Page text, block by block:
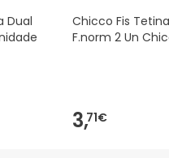
Dual
Chicco Fis
F.norm 2 Un
3,71€